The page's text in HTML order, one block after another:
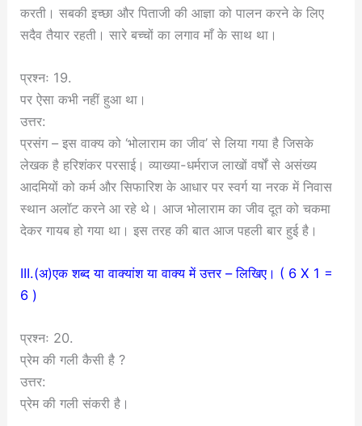
करती। सबकी इच्छा और पिताजी की आज्ञा को पालन करने के लिए
सदैव तैयार रहती। सारे बच्चों का लगाव माँ के साथ था।
प्रश्नः 19.
पर ऐसा कभी नहीं हुआ था।
उत्तर:
प्रसंग – इस वाक्य को ‘भोलाराम का जीव’ से लिया गया है जिसके
लेखक है हरिशंकर परसाई। व्याख्या-धर्मराज लाखों वर्षों से असंख्य
आदमियों को कर्म और सिफारिश के आधार पर स्वर्ग या नरक में निवास
स्थान अलॉट करने आ रहे थे। आज भोलाराम का जीव दूत को चकमा
देकर गायब हो गया था। इस तरह की बात आज पहली बार हुई है।
III.(अ)एक शब्द या वाक्यांश या वाक्य में उत्तर – लिखिए। ( 6 X 1 =
6 )
प्रश्नः 20.
प्रेम की गली कैसी है ?
उत्तर:
प्रेम की गली संकरी है।